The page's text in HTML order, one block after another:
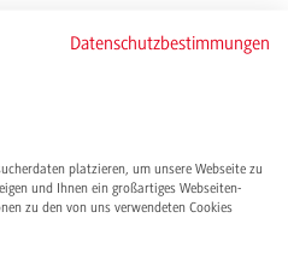
für ein erfolgreiches Studium, der
Karriereperspektiven erhalten
Datenschutzbestimmungen
platzieren, um unsere Webseite zu
und Ihnen ein großartiges Webseiten-
zu den von uns verwendeten Cookies